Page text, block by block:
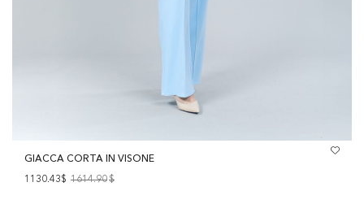
GIACCA CORTA IN VISONE
1130.43$ 1614.90$